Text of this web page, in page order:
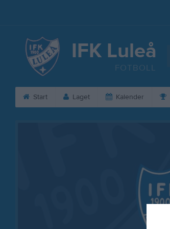
IFK Luleå
FOTBOLL
Start Laget Kalender